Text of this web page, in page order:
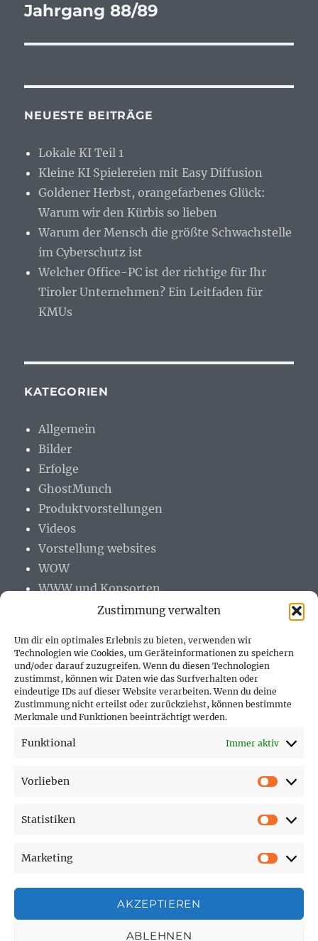
Zustimmung verwalten
Um dir ein optimales Erlebnis zu bieten, verwenden wir
Technologien wie Cookies, um Geräteinformationen zu speichern
und/oder darauf zuzugreifen. Wenn du diesen Technologien
zustimmst, können wir Daten wie das Surfverhalten oder
eindeutige IDs auf dieser Website verarbeiten. Wenn du deine
Zustimmung nicht erteilst oder zurückziehst, können bestimmte
Merkmale und Funktionen beeinträchtigt werden.
Funktional Immer aktiv
Vorlieben
Statistiken
Marketing
AKZEPTIEREN
ABLEHNEN
Jahrgang 88/89
NEUESTE BEITRÄGE
Lokale KI Teil 1
Kleine KI Spielereien mit Easy Diffusion
Goldener Herbst, orangefarbenes Glück:
Warum wir den Kürbis so lieben
Warum der Mensch die größte Schwachstelle
im Cyberschutz ist
Welcher Office-PC ist der richtige für Ihr
Tiroler Unternehmen? Ein Leitfaden für
KMUs
KATEGORIEN
Allgemein
Bilder
Erfolge
GhostMunch
Produktvorstellungen
Videos
Vorstellung websites
WOW
WWW und Konsorten
PARTNER (LINKS)
Hofer Technik GmbH
Sonne und Erde
SEITEN
Affiliate Disclosure
Datenschutzerklärung
Impressum